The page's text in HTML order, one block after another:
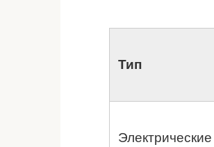
Тип
Электрические